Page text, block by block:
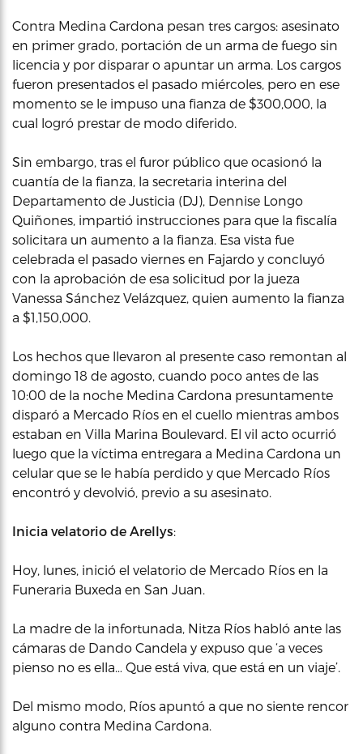
Contra Medina Cardona pesan tres cargos: asesinato
en primer grado, portación de un arma de fuego sin
licencia y por disparar o apuntar un arma. Los cargos
fueron presentados el pasado miércoles, pero en ese
momento se le impuso una fianza de $300,000, la
cual logró prestar de modo diferido.
Sin embargo, tras el furor público que ocasionó la
cuantía de la fianza, la secretaria interina del
Departamento de Justicia (DJ), Dennise Longo
Quiñones, impartió instrucciones para que la fiscalía
solicitara un aumento a la fianza. Esa vista fue
celebrada el pasado viernes en Fajardo y concluyó
con la aprobación de esa solicitud por la jueza
Vanessa Sánchez Velázquez, quien aumento la fianza
a $1,150,000.
Los hechos que llevaron al presente caso remontan al
domingo 18 de agosto, cuando poco antes de las
10:00 de la noche Medina Cardona presuntamente
disparó a Mercado Ríos en el cuello mientras ambos
estaban en Villa Marina Boulevard. El vil acto ocurrió
luego que la víctima entregara a Medina Cardona un
celular que se le había perdido y que Mercado Ríos
encontró y devolvió, previo a su asesinato.
Inicia velatorio de Arellys:
Hoy, lunes, inició el velatorio de Mercado Ríos en la
Funeraria Buxeda en San Juan.
La madre de la infortunada, Nitza Ríos habló ante las
cámaras de Dando Candela y expuso que ‘a veces
pienso no es ella… Que está viva, que está en un viaje’.
Del mismo modo, Ríos apuntó a que no siente rencor
alguno contra Medina Cardona.